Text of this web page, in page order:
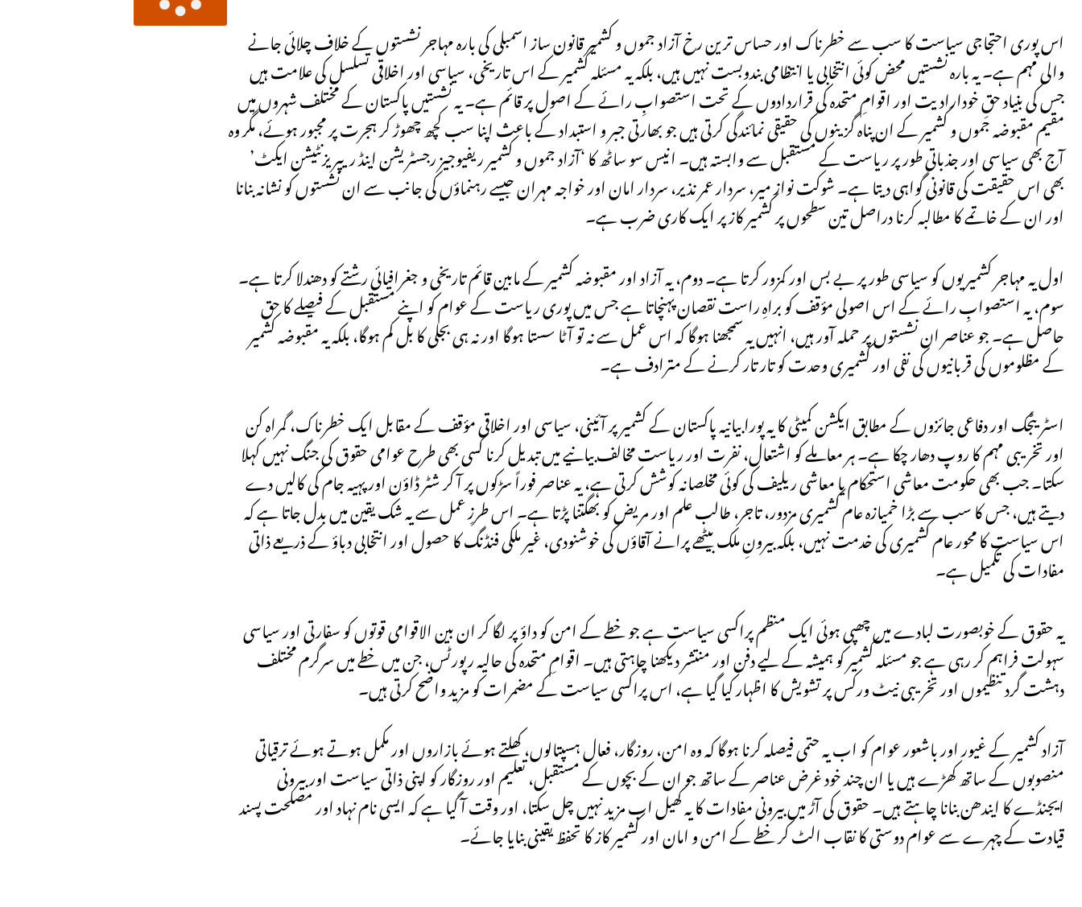
اس پوری احتجاجی سیاست کا سب سے خطرناک اور حساس ترین رخ آزاد جموں و کشمیر قانون ساز اسمبلی کی بارہ مہاجر نشستوں کے خلاف چلائی جانے
والی مہم ہے۔ یہ بارہ نشستیں محض کوئی انتخابی یا انتظامی بندوبست نہیں ہیں، بلکہ یہ مسئلہ کشمیر کے اس تاریخی، سیاسی اور اخلاقی تسلسل کی علامت ہیں
جس کی بنیاد حقِ خودارادیت اور اقوامِ متحدہ کی قراردادوں کے تحت استصوابِ رائے کے اصول پر قائم ہے۔ یہ نشستیں پاکستان کے مختلف شہروں میں
مقیم مقبوضہ جموں و کشمیر کے ان پناہ گزینوں کی حقیقی نمائندگی کرتی ہیں جو بھارتی جبر و استبداد کے باعث اپنا سب کچھ چھوڑ کر ہجرت پر مجبور ہوئے، مگر وہ
آج بھی سیاسی اور جذباتی طور پر ریاست کے مستقبل سے وابستہ ہیں۔ انیس سو ساٹھ کا ‘آزاد جموں و کشمیر ریفیوجیز رجسٹریشن اینڈ ریپریزنٹیشن ایکٹ’
بھی اس حقیقت کی قانونی گواہی دیتا ہے۔ شوکت نواز میر، سردار عمر نذیر، سردار امان اور خواجہ مہران جیسے رہنماؤں کی جانب سے ان نشستوں کو نشانہ بنانا
اور ان کے خاتمے کا مطالبہ کرنا دراصل تین سطحوں پر کشمیر کاز پر ایک کاری ضرب ہے۔
اول یہ مہاجر کشمیریوں کو سیاسی طور پر بے بس اور کمزور کرتا ہے۔ دوم، یہ آزاد اور مقبوضہ کشمیر کے مابین قائم تاریخی و جغرافیائی رشتے کو دھندلا کرتا ہے۔
سوم، یہ استصوابِ رائے کے اس اصولی مؤقف کو براہِ راست نقصان پہنچاتا ہے جس میں پوری ریاست کے عوام کو اپنے مستقبل کے فیصلے کا حق
حاصل ہے۔ جو عناصر ان نشستوں پر حملہ آور ہیں، انہیں یہ سمجھنا ہوگا کہ اس عمل سے نہ تو آٹا سستا ہوگا اور نہ ہی بجلی کا بل کم ہوگا، بلکہ یہ مقبوضہ کشمیر
کے مظلوموں کی قربانیوں کی نفی اور کشمیری وحدت کو تار تار کرنے کے مترادف ہے۔
اسٹریٹجک اور دفاعی جائزوں کے مطابق ایکشن کمیٹی کا یہ پورا بیانیہ پاکستان کے کشمیر پر آئینی، سیاسی اور اخلاقی مؤقف کے مقابل ایک خطرناک، گمراہ کن
اور تخریبی مہم کا روپ دھار چکا ہے۔ ہر معاملے کو اشتعال، نفرت اور ریاست مخالف بیانیے میں تبدیل کرنا کسی بھی طرح عوامی حقوق کی جنگ نہیں کہلا
سکتا۔ جب بھی حکومت معاشی استحکام یا معاشی ریلیف کی کوئی مخلصانہ کوشش کرتی ہے، یہ عناصر فوراً سڑکوں پر آ کر شٹر ڈاؤن اور پہیہ جام کی کالیں دے
دیتے ہیں، جس کا سب سے بڑا خمیازہ عام کشمیری مزدور، تاجر، طالب علم اور مریض کو بھگتنا پڑتا ہے۔ اس طرزِ عمل سے یہ شک یقین میں بدل جاتا ہے کہ
اس سیاست کا محور عام کشمیری کی خدمت نہیں، بلکہ بیرونِ ملک بیٹھے پرانے آقاؤں کی خوشنودی، غیر ملکی فنڈنگ کا حصول اور انتخابی دباؤ کے ذریعے ذاتی
مفادات کی تکمیل ہے۔
یہ حقوق کے خوبصورت لبادے میں چھپی ہوئی ایک منظم پراکسی سیاست ہے جو خطے کے امن کو داؤ پر لگا کر ان بین الاقوامی قوتوں کو سفارتی اور سیاسی
سہولت فراہم کر رہی ہے جو مسئلہ کشمیر کو ہمیشہ کے لیے دفن اور منتشر دیکھنا چاہتی ہیں۔ اقوامِ متحدہ کی حالیہ رپورٹس، جن میں خطے میں سرگرم مختلف
دہشت گرد تنظیموں اور تخریبی نیٹ ورکس پر تشویش کا اظہار کیا گیا ہے، اس پراکسی سیاست کے مضمرات کو مزید واضح کرتی ہیں۔
آزاد کشمیر کے غیور اور باشعور عوام کو اب یہ حتمی فیصلہ کرنا ہوگا کہ وہ امن، روزگار، فعال ہسپتالوں، کھلتے ہوئے بازاروں اور مکمل ہوتے ہوئے ترقیاتی
منصوبوں کے ساتھ کھڑے ہیں یا ان چند خود غرض عناصر کے ساتھ جو ان کے بچوں کے مستقبل، تعلیم اور روزگار کو اپنی ذاتی سیاست اور بیرونی
ایجنڈے کا ایندھن بنانا چاہتے ہیں۔ حقوق کی آڑ میں بیرونی مفادات کا یہ کھیل اب مزید نہیں چل سکتا، اور وقت آ گیا ہے کہ ایسی نام نہاد اور مصلحت پسند
قیادت کے چہرے سے عوام دوستی کا نقاب الٹ کر خطے کے امن و امان اور کشمیر کاز کا تحفظ یقینی بنایا جائے۔